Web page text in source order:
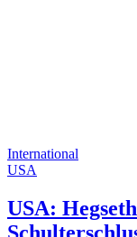
International
USA
USA: